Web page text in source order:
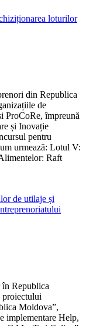
din Republica
de
împreună
și Inovație
pentru
urmează: Lotul V:
Raft
Republica
Moldova”,
implementare Help,